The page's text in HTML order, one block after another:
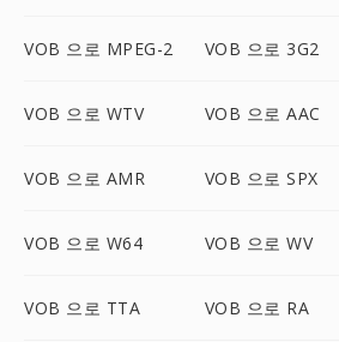
VOB 으로 MPEG-2 VOB 으로 3G2
VOB 으로 WTV VOB 으로 AAC
VOB 으로 AMR VOB 으로 SPX
VOB 으로 W64 VOB 으로 WV
VOB 으로 TTA VOB 으로 RA